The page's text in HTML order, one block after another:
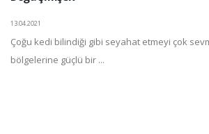
13.04.2021
Çoğu kedi bilindiği gibi seyahat etmeyi çok
bölgelerine güçlü bir ...